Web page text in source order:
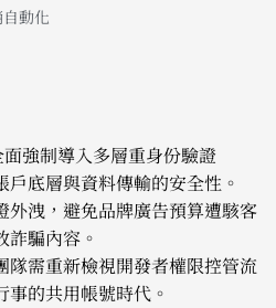
動化
強制導入多層重身份驗證
底層與資料傳輸的安全性。
外洩，避免品牌廣告預算遭駭客
詐騙內容。
隊需重新檢視開發者權限控管流
的共用帳號時代。